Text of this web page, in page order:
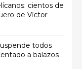
cientos de
de Víctor
todos
a balazos